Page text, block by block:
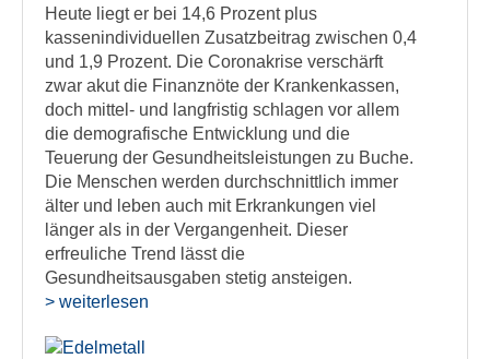
Heute liegt er bei 14,6 Prozent plus
kassenindividuellen Zusatzbeitrag zwischen 0,4
und 1,9 Prozent. Die Coronakrise verschärft
zwar akut die Finanznöte der Krankenkassen,
doch mittel- und langfristig schlagen vor allem
die demografische Entwicklung und die
Teuerung der Gesundheitsleistungen zu Buche.
Die Menschen werden durchschnittlich immer
älter und leben auch mit Erkrankungen viel
länger als in der Vergangenheit. Dieser
erfreuliche Trend lässt die
Gesundheitsausgaben stetig ansteigen.
> weiterlesen